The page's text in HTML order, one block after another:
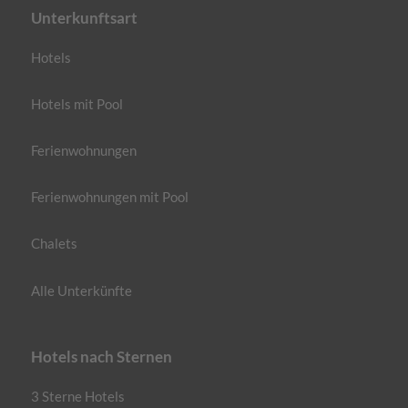
Unterkunftsart
Hotels
Hotels mit Pool
Ferienwohnungen
Ferienwohnungen mit Pool
Chalets
Alle Unterkünfte
Hotels nach Sternen
3 Sterne Hotels